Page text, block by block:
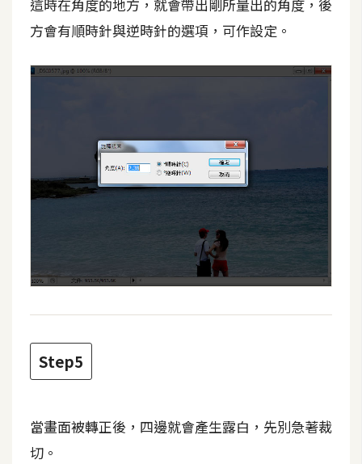
e
s
安
商
W
o
o
m
這時在角度的地方，就會帶出剛所量出的角度，後
方會有順時針與逆時針的選項，可作設定。
Step5
當畫面被轉正後，四邊就會產生露白，先別急著裁
切。